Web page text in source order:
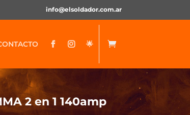
info@elsoldador.com.ar
  🌟
2 en 1 140amp